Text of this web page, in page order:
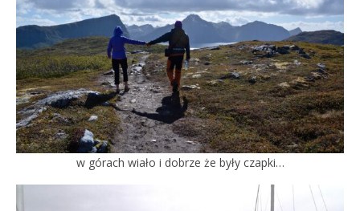
w górach wiało i dobrze że były czapki…